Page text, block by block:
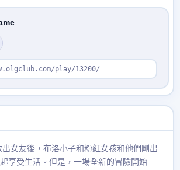
play/13200/
女友後，布洛小子和粉紅女孩和他們剛出
享受生活。但是，一場全新的冒險開始